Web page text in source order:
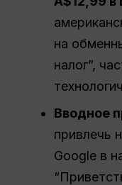
на
налог”,
Вводное
привлечь
Google в